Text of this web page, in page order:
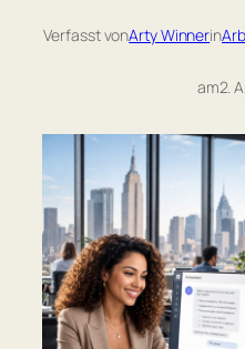
Verfasst vonArty Winnerin
am2.